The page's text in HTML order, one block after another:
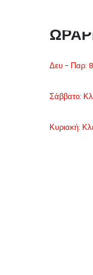
Δευ - Παρ:
Σάββατο:
Κυριακή: